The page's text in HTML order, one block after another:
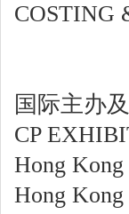
COSTING
国际主办
CP
Hong Kong
Hong Kong